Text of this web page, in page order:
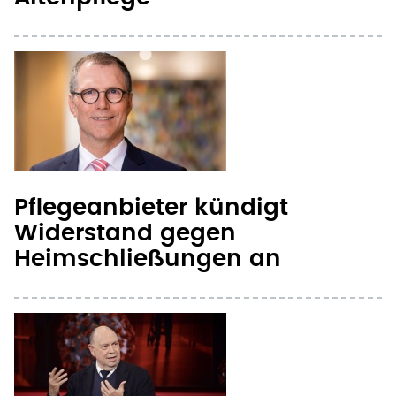
Pflegeanbieter kündigt
Widerstand gegen
Heimschließungen an